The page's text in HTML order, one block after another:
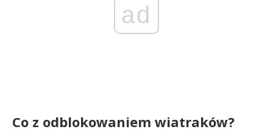
ad
Co z odblokowaniem wiatraków?